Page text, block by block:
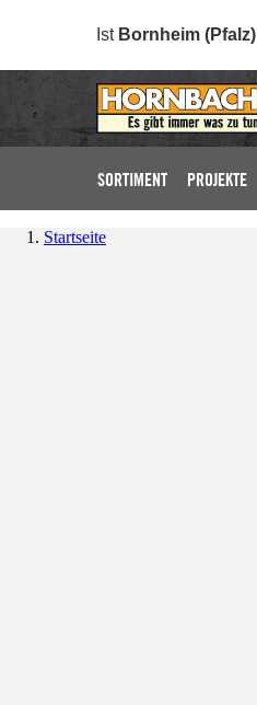
Ist Bornheim (Pfalz)
SORTIMENT PROJEKTE
Startseite